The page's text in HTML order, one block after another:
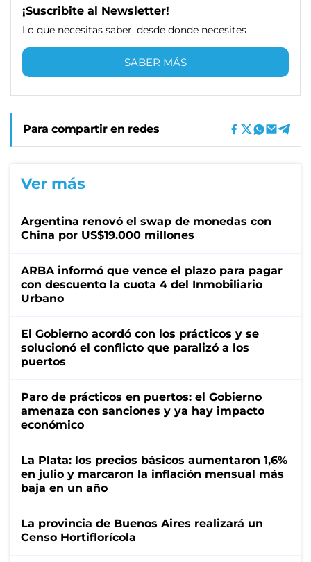
¡Suscribite al Newsletter!
Lo que necesitas saber, desde donde necesites
SABER MÁS
Para compartir en redes
Ver más
Argentina renovó el swap de monedas con
China por US$19.000 millones
ARBA informó que vence el plazo para pagar
con descuento la cuota 4 del Inmobiliario
Urbano
El Gobierno acordó con los prácticos y se
solucionó el conflicto que paralizó a los
puertos
Paro de prácticos en puertos: el Gobierno
amenaza con sanciones y ya hay impacto
económico
La Plata: los precios básicos aumentaron 1,6%
en julio y marcaron la inflación mensual más
baja en un año
La provincia de Buenos Aires realizará un
Censo Hortiflorícola